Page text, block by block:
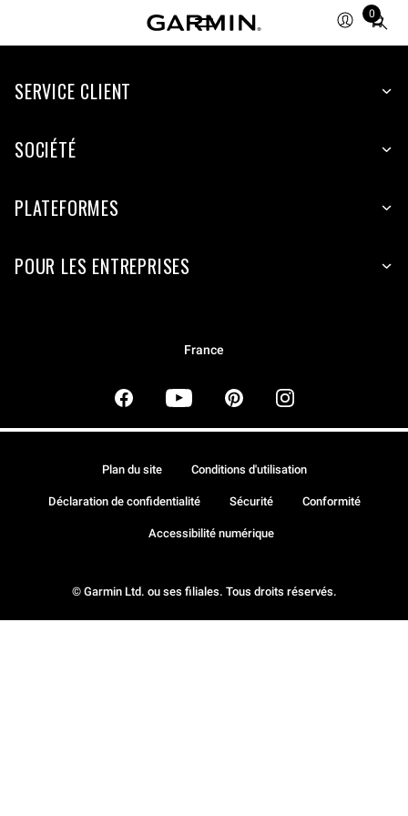
0
Total
items
cart:
SERVICE CLIENT
SOCIÉTÉ
PLATEFORMES
POUR LES ENTREPRISES
France
© Garmin Ltd. ou ses filiales. Tous droits réservés.
Plan du site Conditions d'utilisation
Déclaration de confidentialité Sécurité Conformité
Accessibilité numérique